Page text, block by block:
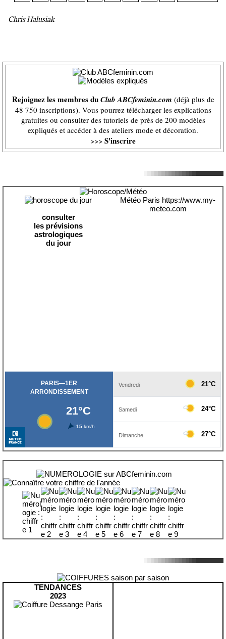
Chris Halusiak
Rejoignez les membres duClub ABCfeminin.com (déjà plus de
48 750 inscriptions). Vous pourrez télécharger les explications
gratuites ou consulter des tutoriels de près de 200 modèles
expliqués et accéder à des ateliers mode et décoration.
>>> S'inscrire
consulter
les prévisions
astrologiques
du jour
Météo Paris https://www.my-
meteo.com
TENDANCES
2023